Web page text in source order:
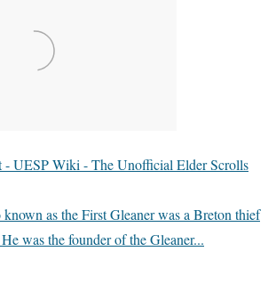
- UESP Wiki - The Unofficial Elder Scrolls
known as the First Gleaner was a Breton thief
was the founder of the Gleaner...